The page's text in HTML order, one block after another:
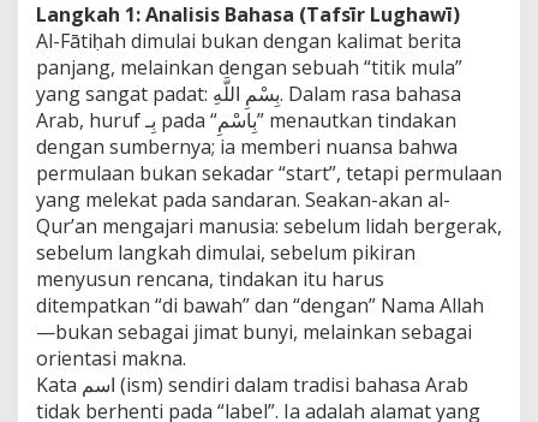
Langkah 1: Analisis Bahasa (Tafsīr Lughawī)
Al-Fātiḥah dimulai bukan dengan kalimat berita
panjang, melainkan dengan sebuah “titik mula”
yang sangat padat: بِسْمِ اللَّهِ. Dalam rasa bahasa
Arab, huruf بِـ pada “بِاسْمِ” menautkan tindakan
dengan sumbernya; ia memberi nuansa bahwa
permulaan bukan sekadar “start”, tetapi permulaan
yang melekat pada sandaran. Seakan-akan al-
Qur’an mengajari manusia: sebelum lidah bergerak,
sebelum langkah dimulai, sebelum pikiran
menyusun rencana, tindakan itu harus
ditempatkan “di bawah” dan “dengan” Nama Allah
—bukan sebagai jimat bunyi, melainkan sebagai
orientasi makna.
Kata اسم (ism) sendiri dalam tradisi bahasa Arab
tidak berhenti pada “label”. Ia adalah alamat yang